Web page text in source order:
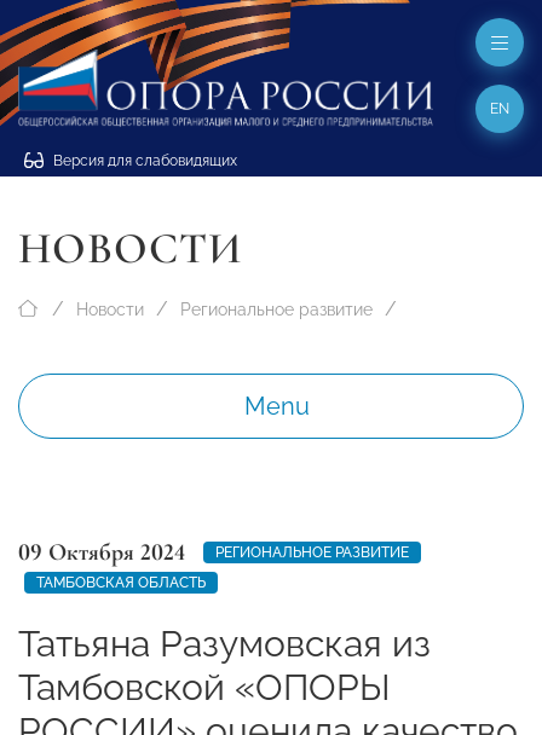
Версия для слабовидящих
EN
НОВОСТИ
Новости Региональное развитие
Menu
09 Октября 2024
РЕГИОНАЛЬНОЕ РАЗВИТИЕ
ТАМБОВСКАЯ ОБЛАСТЬ
Татьяна Разумовская из
Тамбовской «ОПОРЫ